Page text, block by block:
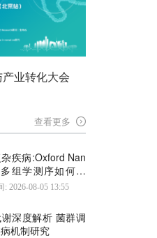
业转化大会
查看更多
疾病:Oxford Nan
组学测序如何揭
制
: 2026-08-05 13:55
深度解析 菌群调
机制研究